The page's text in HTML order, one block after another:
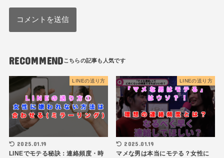
RECOMMEND
LINEの送り方
2025.01.19
LINEでモテる秘訣：連絡頻度・時
LINEの送り方
2025.01.19
マメな男は本当にモテる？女性に